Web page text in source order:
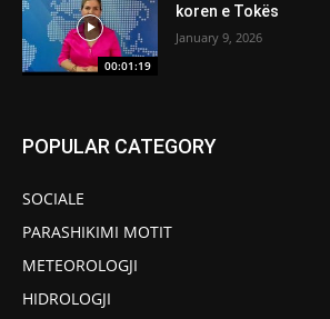
00:01:19
koren e Tokës
January 9, 2026
POPULAR CATEGORY
SOCIALE
PARASHIKIMI MOTIT
METEOROLOGJI
HIDROLOGJI